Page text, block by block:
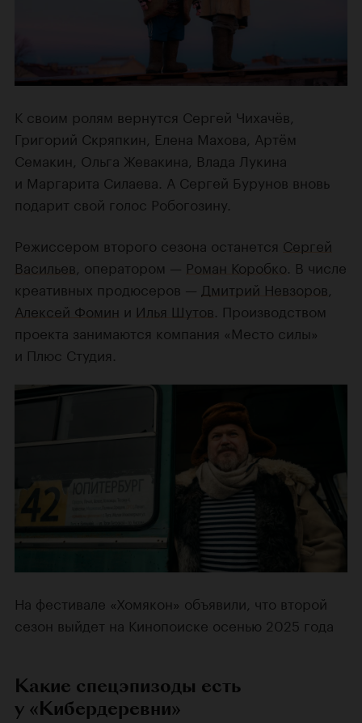
К своим ролям вернутся Сергей Чихачёв,
Григорий Скряпкин, Елена Махова, Артём
Семакин, Ольга Жевакина, Влада Лукина
и Маргарита Силаева. А Сергей Бурунов вновь
подарит свой голос Робогозину.
Режиссером второго сезона останется Сергей
Васильев , оператором — Роман Коробко . В числе
креативных продюсеров — Дмитрий Невзоров
Алексей Фомин и Илья Шутов . Производством
проекта занимаются компания «Место силы»
и Плюс Студия.
На фестивале «Хомякон» объявили, что второй
сезон выйдет на Кинопоиске осенью 2025 года
Какие спецэпизоды есть
у «Кибердеревни»